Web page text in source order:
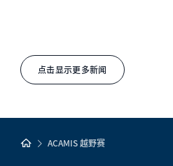
点击显示更多新闻
ACAMIS 越野赛